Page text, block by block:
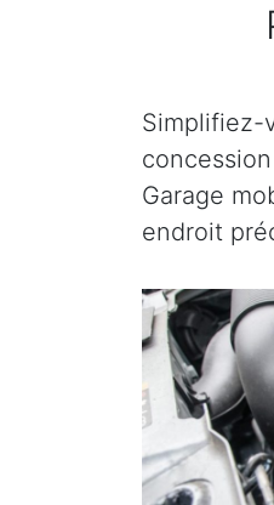
Simplifiez-
Garage
endroit